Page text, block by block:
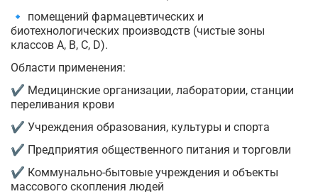
🔹 помещений фармацевтических и
биотехнологических производств (чистые зоны
классов A, B, C, D).
Области применения:
✔ Медицинские организации, лаборатории, станции
переливания крови
✔ Учреждения образования, культуры и спорта
✔ Предприятия общественного питания и торговли
✔ Коммунально-бытовые учреждения и объекты
массового скопления людей